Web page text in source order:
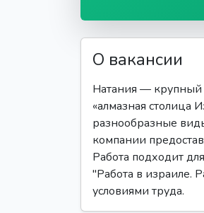
О вакансии
Натания — крупный
«алмазная столица
разнообразные
компании
Работа подходит
"Работа в израиле.
условиями труда.